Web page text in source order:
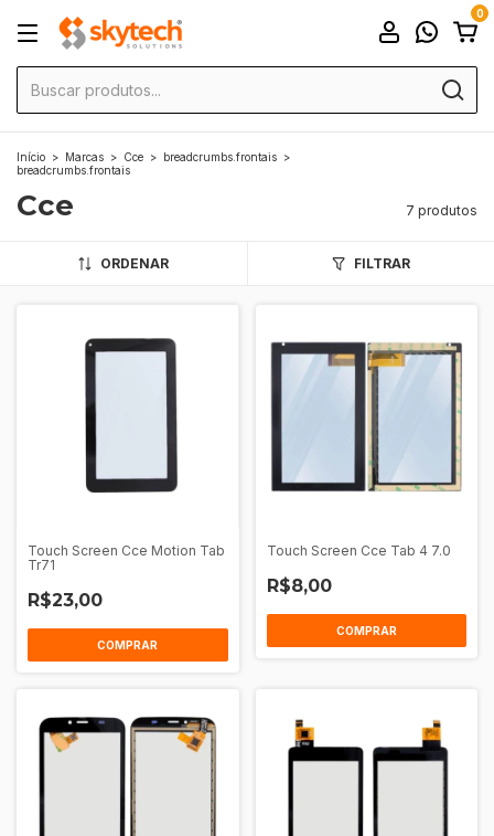
0
Início > Marcas > Cce > breadcrumbs.frontais >
breadcrumbs.frontais
Cce 7 produtos
ORDENAR FILTRAR
Touch Screen Cce Motion Tab
Tr71
R$23,00
COMPRAR
Touch Screen Cce Tab 4 7.0
R$8,00
COMPRAR